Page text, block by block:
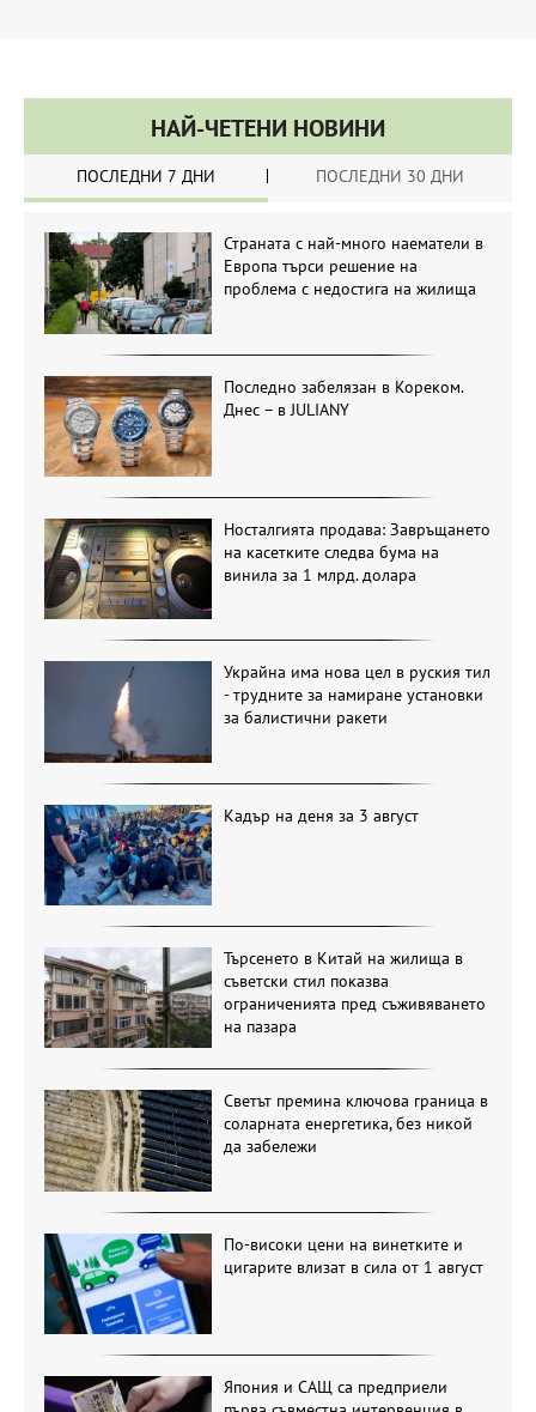
НАЙ-ЧЕТЕНИ НОВИНИ
ПОСЛЕДНИ 7 ДНИ ПОСЛЕДНИ 30 ДНИ
Страната с най-много наематели в
Европа търси решение на
проблема с недостига на жилища
Последно забелязан в Кореком.
Днес – в JULIANY
Носталгията продава: Завръщането
на касетките следва бума на
винила за 1 млрд. долара
Украйна има нова цел в руския тил
- трудните за намиране установки
за балистични ракети
Кадър на деня за 3 август
Търсенето в Китай на жилища в
съветски стил показва
ограниченията пред съживяването
на пазара
Светът премина ключова граница в
соларната енергетика, без никой
да забележи
По-високи цени на винетките и
цигарите влизат в сила от 1 август
Япония и САЩ са предприели